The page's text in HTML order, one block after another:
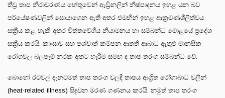
තීව්‍ර තාප නිරාවරණය හේතුවෙන් ඇඩ්‍රිනලින් නිෂ්පාදනය ඉහළ යන බව
පර්යේෂණවලින් සොයාගෙන ඇති අතර එමඟින් ඉහළ ආක්‍රමණශීලීත්වය
සක්‍රීය කළ හැකි අතර චිත්තවේගීය නියාමනය හා සම්බන්ධ මොළයේ ප්‍රදේශ
සක්‍රීය කරයි. කාංසාව සහ පශ්චාත් කම්පන ආතති ආබාධ ඇතුළු මානසික
රෝගවල බලපෑම් නරක අතට හැරීම සමඟ ද තාප තරංග සම්බන්ධ වේ.
බොහෝ රටවල් දැනටමත් තාප තරංග වලදී තාපය ආශ්‍රිත රෝගාබාධ වලින්
(heat-related illness) සිදුවන මරණ ගණනය කරයි. නමුත් තාප තරංග